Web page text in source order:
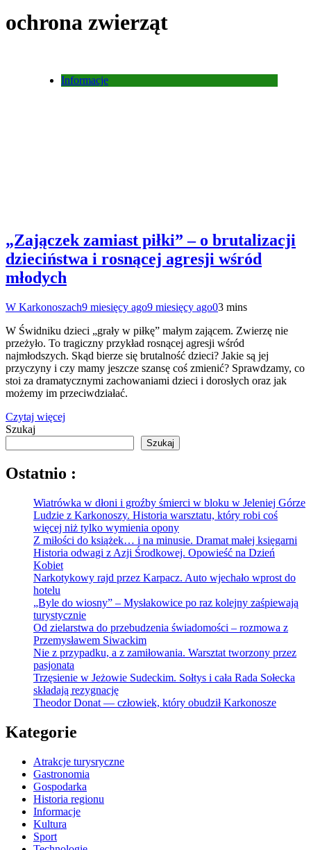
ochrona zwierząt
Informacje
„Zajączek zamiast piłki” – o brutalizacji
dzieciństwa i rosnącej agresji wśród
młodych
W Karkonoszach9 miesięcy ago9 miesięcy ago03 mins
W Świdniku dzieci „grały w piłkę” małym zającem. Zwierzę nie
przeżyło. To tragiczny przykład rosnącej agresji wśród
najmłodszych. Skąd bierze się brutalność dzieci? Jakie są jej
przyczyny i czy mamy jeszcze szansę coś zmienić? Sprawdzamy, co
stoi za dramatycznymi zachowaniami dzieci i dorosłych oraz jak
możemy im przeciwdziałać.
Czytaj więcej
Szukaj
Szukaj
Ostatnio :
Wiatrówka w dłoni i groźby śmierci w bloku w Jeleniej Górze
Ludzie z Karkonoszy. Historia warsztatu, który robi coś
więcej niż tylko wymienia opony
Z miłości do książek… i na minusie. Dramat małej księgarni
Historia odwagi z Azji Środkowej. Opowieść na Dzień
Kobiet
Narkotykowy rajd przez Karpacz. Auto wjechało wprost do
hotelu
„Byle do wiosny” – Mysłakowice po raz kolejny zaśpiewają
turystycznie
Od zielarstwa do przebudzenia świadomości – rozmowa z
Przemysławem Siwackim
Nie z przypadku, a z zamiłowania. Warsztat tworzony przez
pasjonata
Trzęsienie w Jeżowie Sudeckim. Sołtys i cała Rada Sołecka
składają rezygnację
Theodor Donat — człowiek, który obudził Karkonosze
Kategorie
Atrakcje turysryczne
Gastronomia
Gospodarka
Historia regionu
Informacje
Kultura
Sport